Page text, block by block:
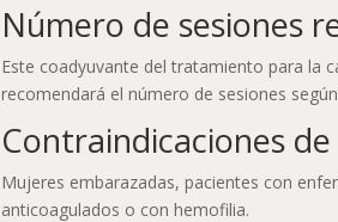
Número de sesiones
Este coadyuvante del tratamiento para la
recomendará el número de sesiones
Contraindicaciones
Mujeres embarazadas, pacientes con
anticoagulados o con hemofilia.